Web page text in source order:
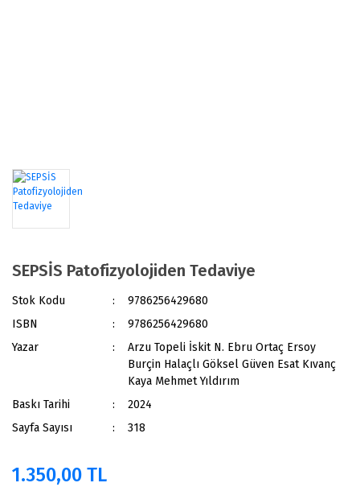
SEPSİS Patofizyolojiden Tedaviye
Stok Kodu
9786256429680
ISBN
9786256429680
Yazar
Arzu Topeli İskit N. Ebru Ortaç Ersoy
Burçin Halaçlı Göksel Güven Esat Kıvanç
Kaya Mehmet Yıldırım
Baskı Tarihi
2024
Sayfa Sayısı
318
1.350,00 TL